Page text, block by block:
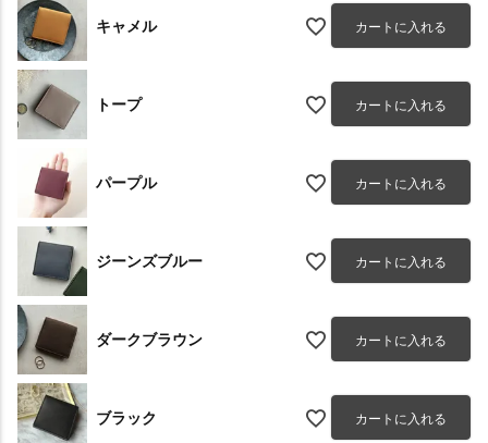
キャメル カートに入れる
トープ カートに入れる
パープル カートに入れる
ジーンズブルー カートに入れる
ダークブラウン カートに入れる
ブラック カートに入れる